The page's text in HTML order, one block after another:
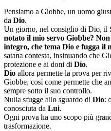
Pensiamo a Giobbe, un uomo
da Dio.
Un giorno, nel consiglio di Dio, il
notato il mio servo Giobbe? Non
integro, che tema Dio e fugga il
satana contesta, insinuando che
protezione e ai doni di Dio.
Dio allora permette la prova per
Giobbe, così come permette che
sempre sotto il suo controllo.
Nulla sfugge allo sguardo di Dio:
conosciuta da Lui.
Ogni prova ha uno scopo più
trasformazione.